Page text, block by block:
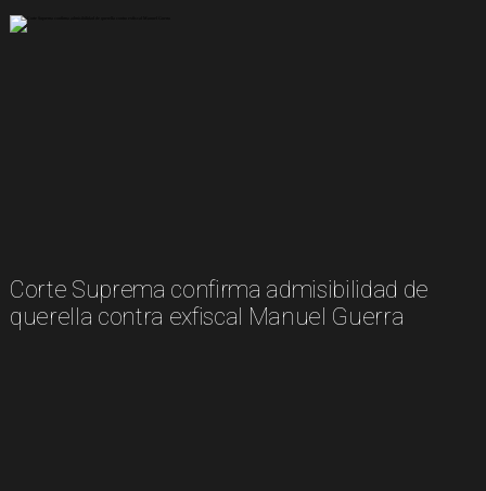
Corte Suprema confirma admisibilidad de
querella contra exfiscal Manuel Guerra